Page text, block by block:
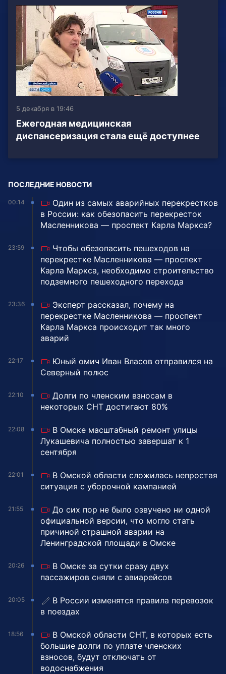
5 декабря в 19:46
Ежегодная медицинская
диспансеризация стала ещё доступнее
ПОСЛЕДНИЕ НОВОСТИ
00:14
Один из самых аварийных перекрестков
в России: как обезопасить перекресток
Масленникова — проспект Карла Маркса?
23:59
Чтобы обезопасить пешеходов на
перекрестке Масленникова — проспект
Карла Маркса, необходимо строительство
подземного пешеходного перехода
23:36
Эксперт рассказал, почему на
перекрестке Масленникова — проспект
Карла Маркса происходит так много
аварий
22:17
Юный омич Иван Власов отправился на
Северный полюс
22:10
Долги по членским взносам в
некоторых СНТ достигают 80%
22:08
В Омске масштабный ремонт улицы
Лукашевича полностью завершат к 1
сентября
22:01
В Омской области сложилась непростая
ситуация с уборочной кампанией
21:55
До сих пор не было озвучено ни одной
официальной версии, что могло стать
причиной страшной аварии на
Ленинградской площади в Омске
20:26
В Омске за сутки сразу двух
пассажиров сняли с авиарейсов
20:05
В России изменятся правила перевозок
в поездах
18:56
В Омской области СНТ, в которых есть
большие долги по уплате членских
взносов, будут отключать от
водоснабжения